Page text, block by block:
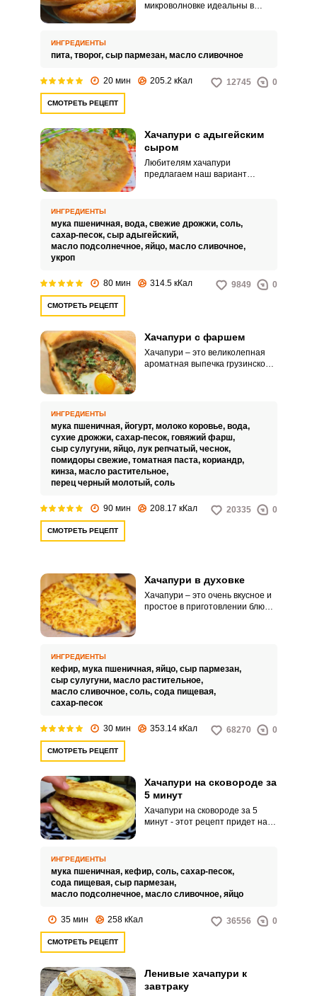
микроволновке идеальны в
аппетит и надолго насыщают.
Времени для приготовления
ИНГРЕДИЕНТЫ
пита, творог, сыр пармезан, масло сливочное
20 мин 205.2 кКал 12745 0
СМОТРЕТЬ РЕЦЕПТ
Хачапури с адыгейским
сыром
Любителям хачапури
предлагаем наш вариант
его с адыгейским сыром и
зеленью.
ИНГРЕДИЕНТЫ
мука пшеничная, вода, свежие дрожжи, соль,
сахар-песок, сыр адыгейский,
масло подсолнечное, яйцо, масло сливочное,
укроп
80 мин 314.5 кКал 9849 0
СМОТРЕТЬ РЕЦЕПТ
Хачапури с фаршем
Хачапури – это великолепная
ароматная выпечка грузинской
Сулугуни.
ИНГРЕДИЕНТЫ
мука пшеничная, йогурт, молоко коровье, вода,
сухие дрожжи, сахар-песок, говяжий фарш,
сыр сулугуни, яйцо, лук репчатый, чеснок,
помидоры свежие, томатная паста, кориандр,
кинза, масло растительное,
перец черный молотый, соль
90 мин 208.17 кКал 20335 0
СМОТРЕТЬ РЕЦЕПТ
Хачапури в духовке
Хачапури – это очень вкусное и
простое в приготовлении блюдо
ИНГРЕДИЕНТЫ
кефир, мука пшеничная, яйцо, сыр пармезан,
сыр сулугуни, масло растительное,
масло сливочное, соль, сода пищевая,
сахар-песок
30 мин 353.14 кКал 68270 0
СМОТРЕТЬ РЕЦЕПТ
Хачапури на сковороде за
5 минут
Хачапури на сковороде за 5
минут - этот рецепт придет на
Такие хачапури можно
употреблять как
самостоятельное блюдо, а
можно заворачивать с них
ИНГРЕДИЕНТЫ
мука пшеничная, кефир, соль, сахар-песок,
сода пищевая, сыр пармезан,
масло подсолнечное, масло сливочное, яйцо
35 мин 258 кКал 36556 0
СМОТРЕТЬ РЕЦЕПТ
Ленивые хачапури к
завтраку